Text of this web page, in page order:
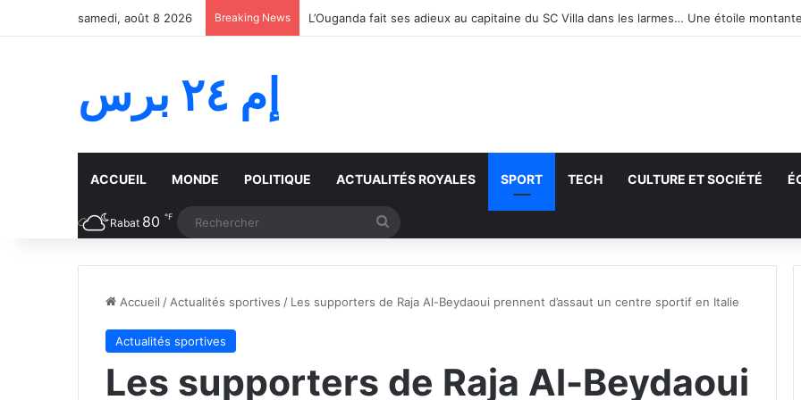
samedi, août 8 2026 Breaking News
إم ٢٤ برس
ACCUEIL MONDE POLITIQUE ACTUALITÉS ROYALES SPORT TECH CULTURE ET SOCIÉTÉ
Rabat 80 ℉
Accueil / Actualités sportives / Les supporters de Raja Al-Beydaoui prennent d’assaut un centre sportif en Italie
Actualités sportives
Les supporters de Raja Al-Beydaoui